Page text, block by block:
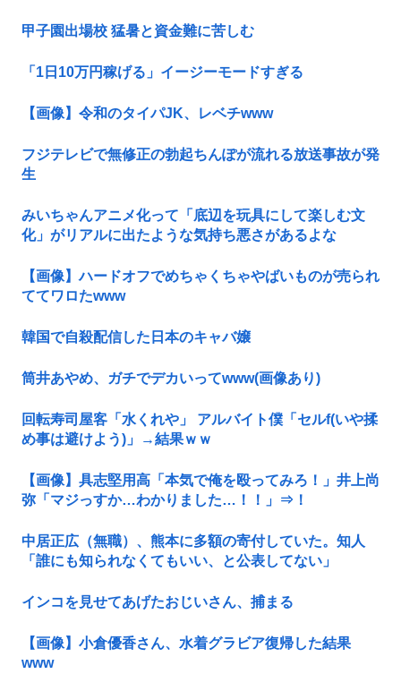
甲子園出場校 猛暑と資金難に苦しむ
「1日10万円稼げる」イージーモードすぎる
【画像】令和のタイパJK、レベチwww
フジテレビで無修正の勃起ちんぽが流れる放送事故が発
生
みいちゃんアニメ化って「底辺を玩具にして楽しむ文
化」がリアルに出たような気持ち悪さがあるよな
【画像】ハードオフでめちゃくちゃやばいものが売られ
ててワロたwww
韓国で自殺配信した日本のキャバ嬢
筒井あやめ、ガチでデカいってwww(画像あり)
回転寿司屋客「水くれや」 アルバイト僕「セルf(いや揉
め事は避けよう)」→結果ｗｗ
【画像】具志堅用高「本気で俺を殴ってみろ！」井上尚
弥「マジっすか…わかりました…！！」⇒！
中居正広（無職）、熊本に多額の寄付していた。知人
「誰にも知られなくてもいい、と公表してない」
インコを見せてあげたおじいさん、捕まる
【画像】小倉優香さん、水着グラビア復帰した結果
www